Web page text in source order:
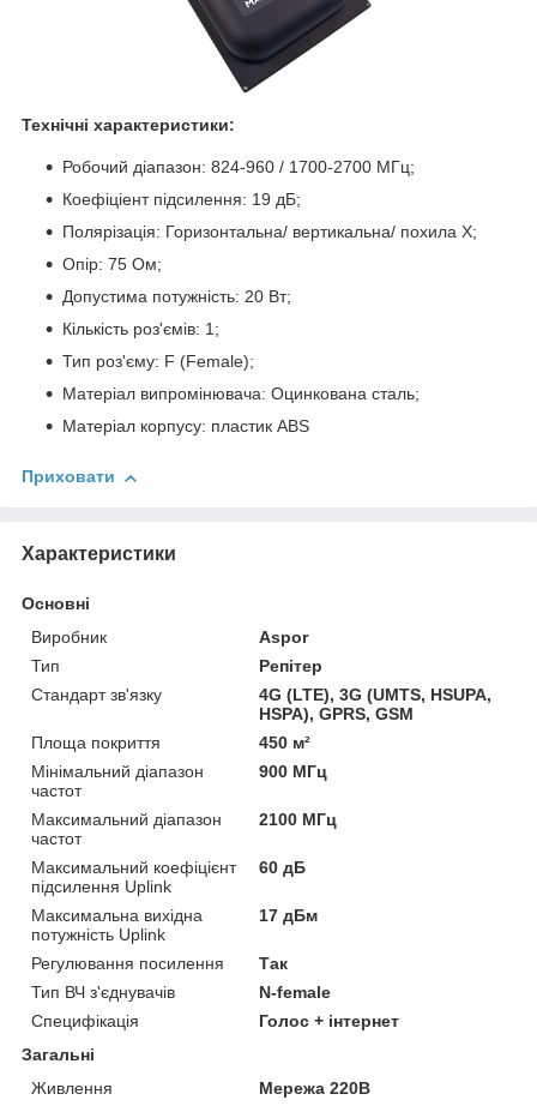
Технічні характеристики:
Робочий діапазон: 824-960 / 1700-2700 МГц;
Коефіціент підсилення: 19 дБ;
Полярізація: Горизонтальна/ вертикальна/ похила Х;
Опір: 75 Ом;
Допустима потужність: 20 Вт;
Кількість роз'ємів: 1;
Тип роз'єму: F (Female);
Матеріал випромінювача: Оцинкована сталь;
Матеріал корпусу: пластик ABS
Приховати
Характеристики
Основні
Виробник
Aspor
Тип
Репітер
Стандарт зв'язку
4G (LTE), 3G (UMTS, HSUPA,
HSPA), GPRS, GSM
Площа покриття
450 м²
Мінімальний діапазон
частот
900 МГц
Максимальний діапазон
частот
2100 МГц
Максимальний коефіцієнт
підсилення Uplink
60 дБ
Максимальна вихідна
потужність Uplink
17 дБм
Регулювання посилення
Так
Тип ВЧ з'єднувачів
N-female
Специфікація
Голос + інтернет
Загальні
Живлення
Мережа 220В